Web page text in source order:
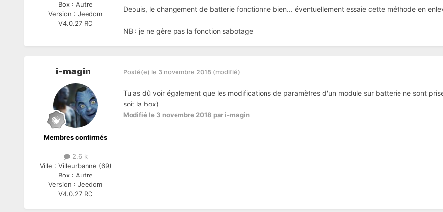
Box : Autre
Version :Jeedom
V4.0.27 RC
Depuis, le changement de batterie fonctionne bien... éventuellement essaie cette méthode en
NB : je ne gère pas la fonction sabotage
i-magin
Membres confirmés
2.6 k
Ville : Villeurbanne (69)
Box : Autre
Version :Jeedom
V4.0.27 RC
Posté(e) le 3 novembre 2018 (modifié)
Tu as dû voir également que les modifications de paramètres d'un module sur batterie ne sont
soit la box)
Modifié le 3 novembre 2018 par i-magin